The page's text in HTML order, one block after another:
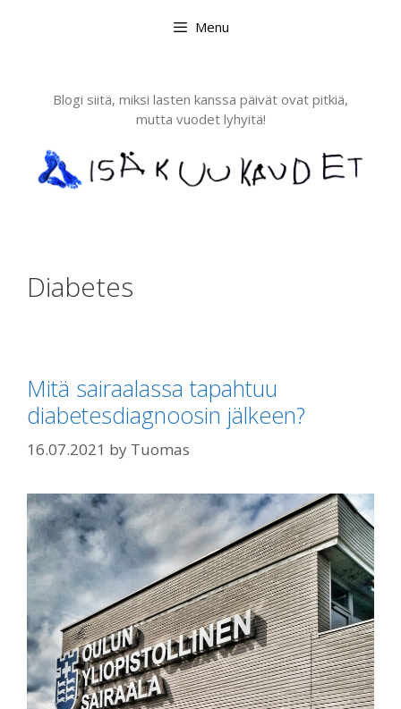
Menu
Blogi siitä, miksi lasten kanssa päivät ovat pitkiä,
mutta vuodet lyhyitä!
Diabetes
Mitä sairaalassa tapahtuu
diabetesdiagnoosin jälkeen?
16.07.2021 by Tuomas